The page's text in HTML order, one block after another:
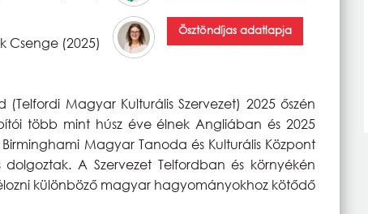
Csenge (2025)
Ösztöndíjas adatlapja
Magyar Kulturális Szervezet) 2025 őszén
több mint húsz éve élnek Angliában és 2025
Magyar Tanoda és Kulturális Központ
A Szervezet Telfordban és környékén
különböző magyar hagyományokhoz kötődő